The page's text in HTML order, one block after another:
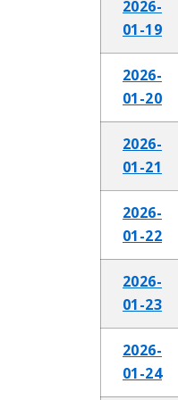
2026-
01-19
2026-
01-20
2026-
01-21
2026-
01-22
2026-
01-23
2026-
01-24